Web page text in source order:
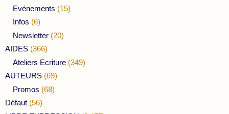
Evénements (15)
Infos (6)
Newsletter (20)
AIDES (366)
Ateliers Ecriture (349)
AUTEURS (69)
Promos (68)
Défaut (56)